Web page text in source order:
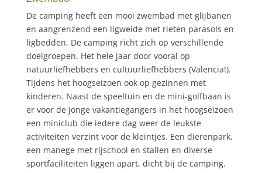
De camping heeft een mooi zwembad met glijbanen
en aangrenzend een ligweide met rieten parasols en
ligbedden. De camping richt zich op verschillende
doelgroepen. Het hele jaar door vooral op
natuurliefhebbers en cultuurliefhebbers (Valencia!).
Tijdens het hoogseizoen ook op gezinnen met
kinderen. Naast de speeltuin en de mini-golfbaan is
er voor de jonge vakantiegangers in het hoogseizoen
een miniclub die iedere dag weer de leukste
activiteiten verzint voor de kleintjes. Een dierenpark,
een manege met rijschool en stallen en diverse
sportfaciliteiten liggen apart, dicht bij de camping.